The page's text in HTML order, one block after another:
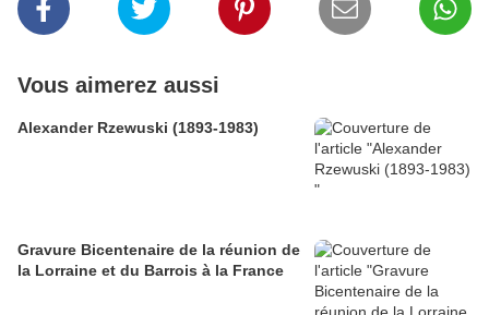
Vous aimerez aussi
Alexander Rzewuski (1893-1983)
Gravure Bicentenaire de la réunion de
la Lorraine et du Barrois à la France